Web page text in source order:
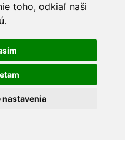
toho, odkiaľ naši
nastavenia